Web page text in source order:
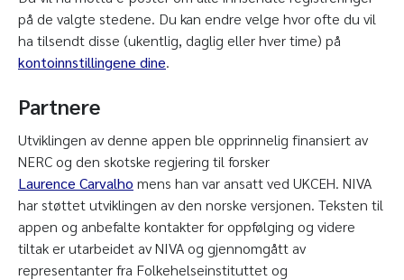
på de valgte stedene. Du kan endre velge hvor ofte du vil
ha tilsendt disse (ukentlig, daglig eller hver time) på
kontoinnstillingene dine.
Partnere
Utviklingen av denne appen ble opprinnelig finansiert av
NERC og den skotske regjering til forsker
Laurence Carvalho mens han var ansatt ved UKCEH. NIVA
har støttet utviklingen av den norske versjonen. Teksten til
appen og anbefalte kontakter for oppfølging og videre
tiltak er utarbeidet av NIVA og gjennomgått av
representanter fra Folkehelseinstituttet og